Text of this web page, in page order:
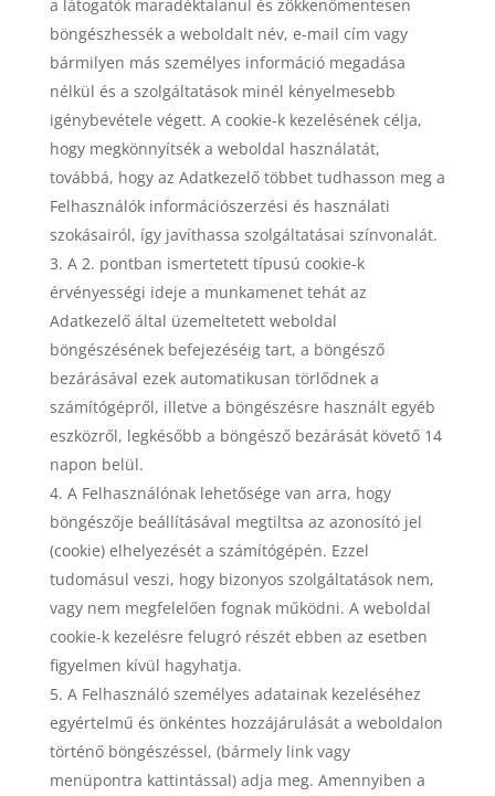
a látogatók maradéktalanul és zökkenőmentesen
böngészhessék a weboldalt név, e-mail cím vagy
bármilyen más személyes információ megadása
nélkül és a szolgáltatások minél kényelmesebb
igénybevétele végett. A cookie-k kezelésének célja,
hogy megkönnyítsék a weboldal használatát,
továbbá, hogy az Adatkezelő többet tudhasson meg a
Felhasználók információszerzési és használati
szokásairól, így javíthassa szolgáltatásai színvonalát.
A 2. pontban ismertetett típusú cookie-k
érvényességi ideje a munkamenet tehát az
Adatkezelő által üzemeltetett weboldal
böngészésének befejezéséig tart, a böngésző
bezárásával ezek automatikusan törlődnek a
számítógépről, illetve a böngészésre használt egyéb
eszközről, legkésőbb a böngésző bezárását követő 14
napon belül.
A Felhasználónak lehetősége van arra, hogy
böngészője beállításával megtiltsa az azonosító jel
(cookie) elhelyezését a számítógépén. Ezzel
tudomásul veszi, hogy bizonyos szolgáltatások nem,
vagy nem megfelelően fognak működni. A weboldal
cookie-k kezelésre felugró részét ebben az esetben
figyelmen kívül hagyhatja.
A Felhasználó személyes adatainak kezeléséhez
egyértelmű és önkéntes hozzájárulását a weboldalon
történő böngészéssel, (bármely link vagy
menüpontra kattintással) adja meg. Amennyiben a